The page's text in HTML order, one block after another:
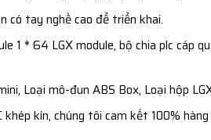
có tay nghề cao để triển khai.
* 64 LGX module, bộ chia plc cáp
Loại mô-đun ABS Box, Loại hộp
kín, chúng tôi cam kết 100%